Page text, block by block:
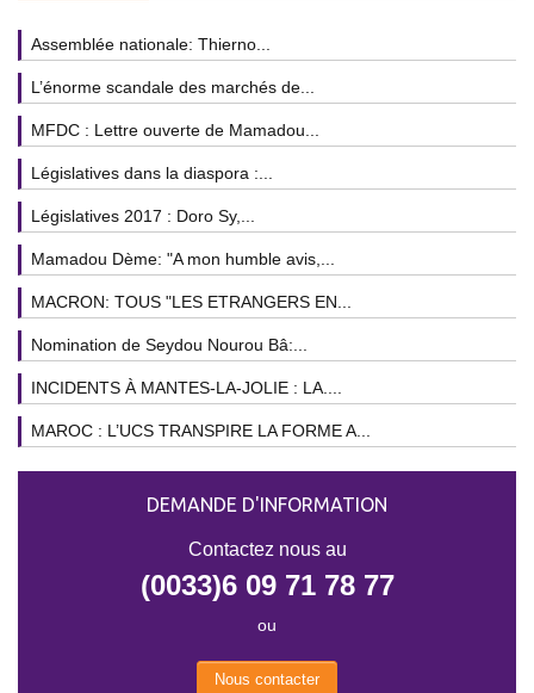
Assemblée nationale: Thierno...
L’énorme scandale des marchés de...
MFDC : Lettre ouverte de Mamadou...
Législatives dans la diaspora :...
Législatives 2017 : Doro Sy,...
Mamadou Dème: "A mon humble avis,...
MACRON: TOUS "LES ETRANGERS EN...
Nomination de Seydou Nourou Bâ:...
INCIDENTS À MANTES-LA-JOLIE : LA....
MAROC : L’UCS TRANSPIRE LA FORME A...
DEMANDE D'INFORMATION
Contactez nous au
(0033)6 09 71 78 77
ou
Nous contacter